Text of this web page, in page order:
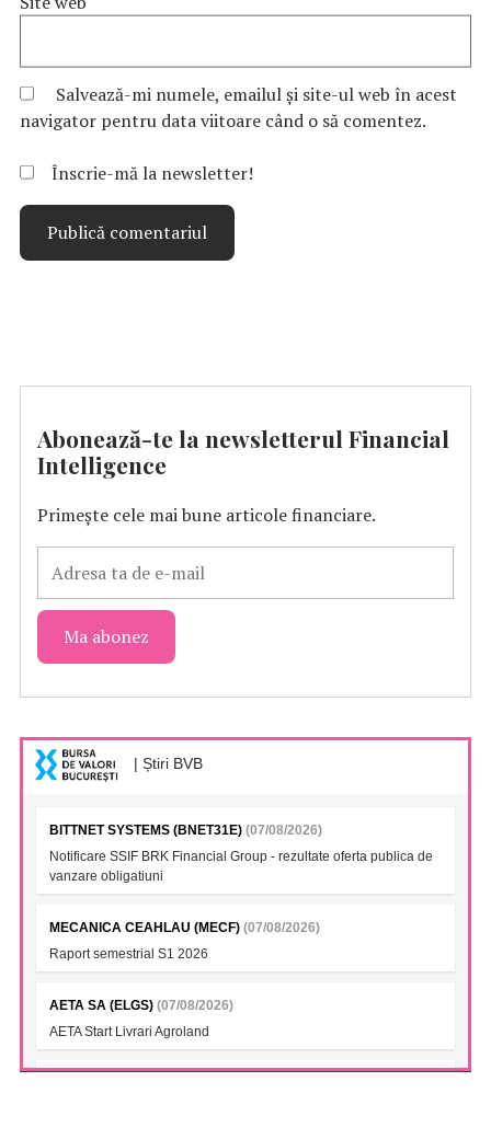
Salvează-mi numele, emailul și site-ul web în acest
navigator pentru data viitoare când o să comentez.
Înscrie-mă la newsletter!
Abonează-te la newsletterul Financial
Intelligence
Primește cele mai bune articole financiare.
| Știri BVB
BITTNET SYSTEMS (BNET31E) (07/08/2026)
Notificare SSIF BRK Financial Group - rezultate oferta publica de
vanzare obligatiuni
MECANICA CEAHLAU (MECF) (07/08/2026)
Raport semestrial S1 2026
AETA SA (ELGS) (07/08/2026)
AETA Start Livrari Agroland